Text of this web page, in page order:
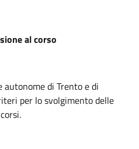
al corso
autonome di Trento e di
per lo svolgimento delle